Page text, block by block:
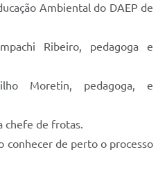
Ambiental do DAEP de
Ribeiro, pedagoga e
Moretin, pedagoga, e
chefe de frotas.
conhecer de perto o processo